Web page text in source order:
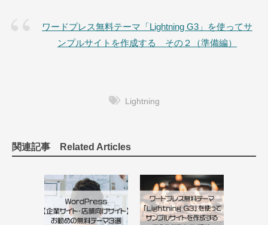
ワードプレス無料テーマ「Lightning G3」を使ってサ
ンプルサイトを作成する その２（準備編）
Lightning
関連記事 Related Articles